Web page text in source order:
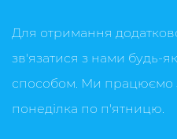
Для отримання
зв'язатися з нами будь-
способом. Ми працюємо
понеділка по п'ятницю.